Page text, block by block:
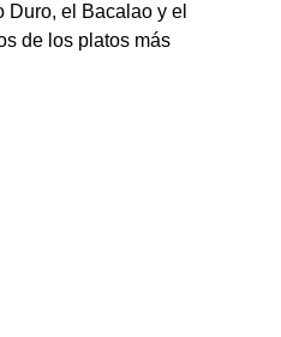
Duro, el Bacalao y el
de los platos más